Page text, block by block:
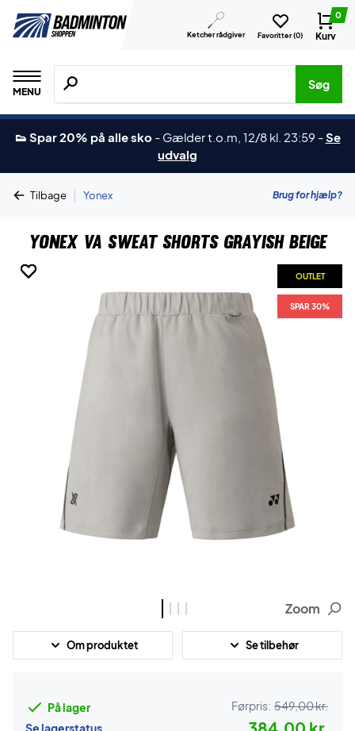
Ketcher rådgiver Favoritter (0)
0
Kurv
MENU
Søg efter produkter, mærker etc.
Søg
👟 Spar 20% på alle sko - Gælder t.o.m, 12/8 kl. 23:59 -Se
udvalg
Tilbage | Yonex Brug for hjælp?
Yonex VA Sweat Shorts Grayish Beige
OUTLET
SPAR 30%
OUTLET
SPAR 30%
OUTLET
SPAR 30%
OUTLET
SPAR 30%
Zoom
Om produktet Se tilbehør
På lager
Se lagerstatus
Førpris: 549,00 kr.